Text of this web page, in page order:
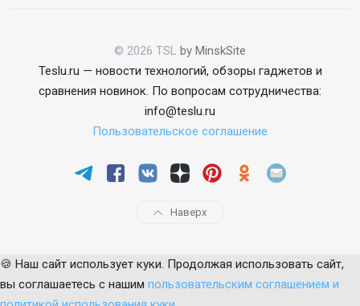
© 2026 TSL by MinskSite
Teslu.ru — новости технологий, обзоры гаджетов и
сравнения новинок. По вопросам сотрудничества:
info@teslu.ru
Пользовательское соглашение
Наверх
🍪 Наш сайт использует куки. Продолжая использовать сайт,
вы соглашаетесь с нашим пользовательским соглашением и